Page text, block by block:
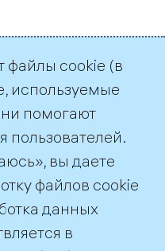
файлы cookie (в
используемые
помогают
пользователей.
вы даете
файлов cookie
данных
в